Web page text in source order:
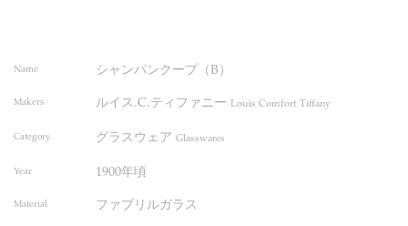
Name シャンパンクープ（B）
Makers ルイス.C.ティファニー Louis Comfort Tiffany
Category グラスウェア Glasswares
Year 1900年頃
Material ファブリルガラス